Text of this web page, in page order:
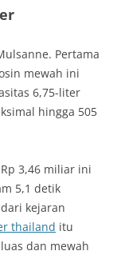
Pertama
mewah ini
6,75-liter
hingga 505
3,46 miliar ini
5,1 detik
kejaran
thailand itu
dan mewah